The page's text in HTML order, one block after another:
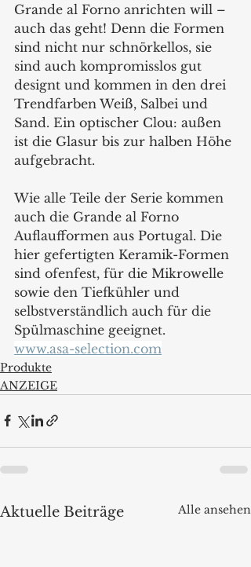
Grande al Forno anrichten will –
auch das geht! Denn die Formen
sind nicht nur schnörkellos, sie
sind auch kompromisslos gut
designt und kommen in den drei
Trendfarben Weiß, Salbei und
Sand. Ein optischer Clou: außen
ist die Glasur bis zur halben Höhe
aufgebracht.
Wie alle Teile der Serie kommen
auch die Grande al Forno
Auflaufformen aus Portugal. Die
hier gefertigten Keramik-Formen
sind ofenfest, für die Mikrowelle
sowie den Tiefkühler und
selbstverständlich auch für die
Spülmaschine geeignet.
www.asa-selection.com
Produkte
ANZEIGE
Aktuelle Beiträge Alle ansehen